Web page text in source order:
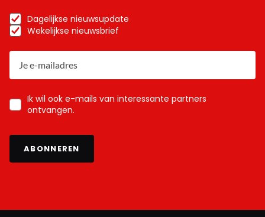
Dagelijkse nieuwsupdate
Wekelijkse nieuwsbrief
Ik wil ook e-mails van interessante partners
ontvangen.
ABONNEREN